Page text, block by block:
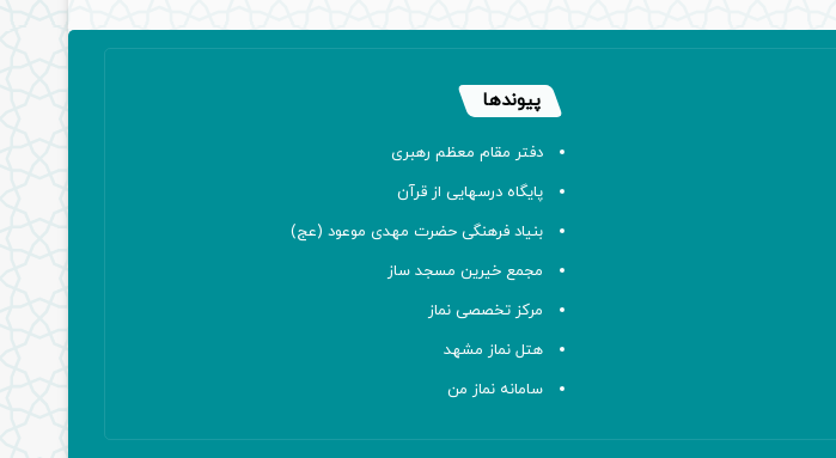
پیوندها
دفتر مقام معظم رهبری
پایگاه درسهایی از قرآن
بنیاد فرهنگی حضرت مهدی موعود (عج)
مجمع خیرین مسجد ساز
مرکز تخصصی نماز
هتل نماز مشهد
سامانه نماز من